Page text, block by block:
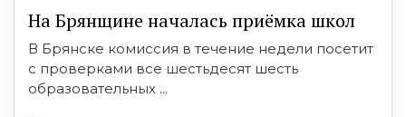
На Брянщине началась приёмка школ
В Брянске комиссия в течение недели посетит
с проверками все шестьдесят шесть
образовательных ...